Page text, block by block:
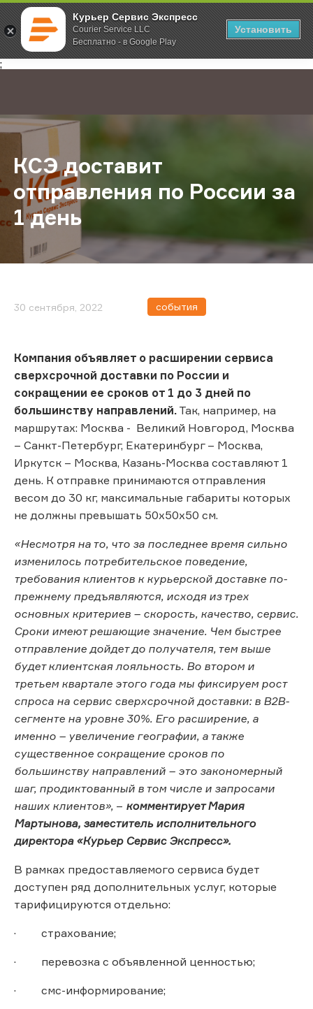
Курьер Сервис Экспресс
Courier Service LLC
Бесплатно - в Google Play
Установить
;
Главная О компании Новости КСЭ доставит отправления по
КСЭ доставит
отправления по России за
1 день
30 сентября, 2022 события
Компания объявляет о расширении сервиса
сверхсрочной доставки по России и
сокращении ее сроков от 1 до 3 дней по
большинству направлений. Так, например, на
маршрутах: Москва - Великий Новгород, Москва
– Санкт-Петербург, Екатеринбург – Москва,
Иркутск – Москва, Казань-Москва составляют 1
день. К отправке принимаются отправления
весом до 30 кг, максимальные габариты которых
не должны превышать 50х50х50 см.
«Несмотря на то, что за последнее время сильно
изменилось потребительское поведение,
требования клиентов к курьерской доставке по-
прежнему предъявляются, исходя из трех
основных критериев – скорость, качество, сервис.
Сроки имеют решающие значение. Чем быстрее
отправление дойдет до получателя, тем выше
будет клиентская лояльность. Во втором и
третьем квартале этого года мы фиксируем рост
спроса на сервис сверхсрочной доставки: в В2В-
сегменте на уровне 30%. Его расширение, а
именно – увеличение географии, а также
существенное сокращение сроков по
большинству направлений – это закономерный
шаг, продиктованный в том числе и запросами
наших клиентов», – комментирует Мария
Мартынова, заместитель исполнительного
директора «Курьер Сервис Экспресс».
В рамках предоставляемого сервиса будет
доступен ряд дополнительных услуг, которые
тарифицируются отдельно:
· страхование;
· перевозка с объявленной ценностью;
· смс-информирование;